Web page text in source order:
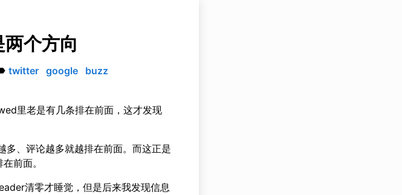
个方向
twitter google buzz
里老是有几条排在前面，这才发现
、评论越多就越排在前面。而这正是
前面。
清零才睡觉，但是后来我发现信息